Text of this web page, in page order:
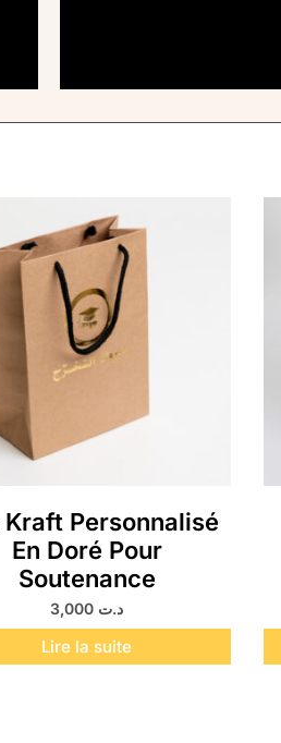
Kraft Personnalisé
En Doré Pour
Soutenance
د.ت
Lire la suite